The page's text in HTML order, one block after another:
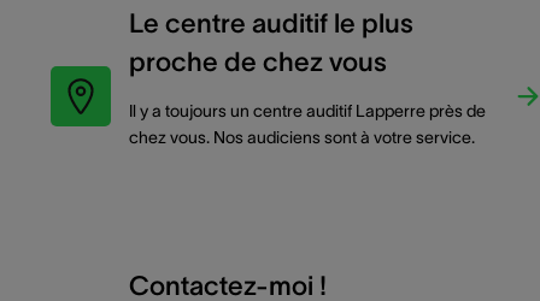
Le centre auditif le plus
proche de chez vous
Il y a toujours un centre auditif Lapperre près de
chez vous. Nos audiciens sont à votre service.
Contactez-moi !